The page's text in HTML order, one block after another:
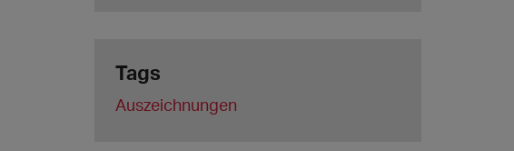
Tags
Auszeichnungen